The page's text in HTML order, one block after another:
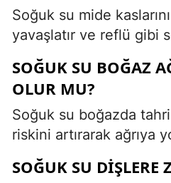
Soğuk su mide
yavaşlatır ve reflü gibi
SOĞUK SU BOĞAZ
OLUR MU?
Soğuk su boğazda
riskini artırarak ağrıya
SOĞUK SU DIŞLERE